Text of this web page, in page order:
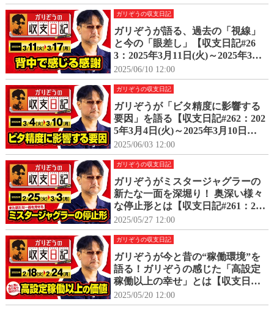
ガリぞうの収支日記
ガリぞうが語る、過去の「視線」
と今の「眼差し」【収支日記#26
3：2025年3月11日(火)～2025年3月
17日(月)】
2025/06/10 12:00
ガリぞうの収支日記
ガリぞうが「ビタ精度に影響する
要因」を語る【収支日記#262：202
5年3月4日(火)～2025年3月10日
(月)】
2025/06/03 12:00
ガリぞうの収支日記
ガリぞうがミスタージャグラーの
新たな一面を深堀り！ 奥深い様々
な停止形とは【収支日記#261：202
5年2月25日(火)～2025年3月3日
(月)】
2025/05/27 12:00
ガリぞうの収支日記
ガリぞうが今と昔の“稼働環境”を
語る！ガリぞうの感じた「高設定
稼働以上の幸せ」とは【収支日記#
260：2025年2月18日(火)～2025年2
月24日(月)】
2025/05/20 12:00